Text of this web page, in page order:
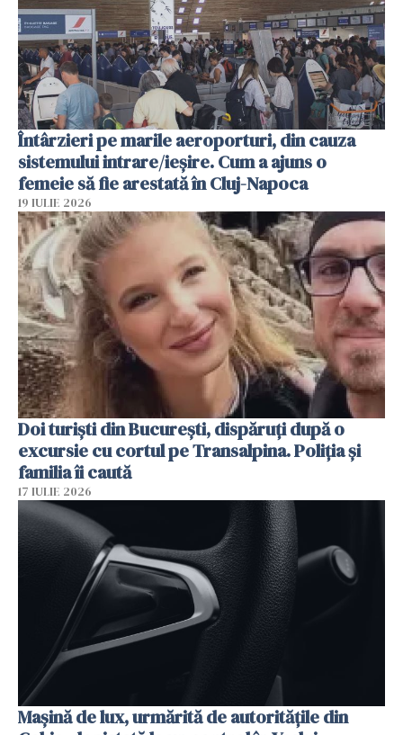
Întârzieri pe marile aeroporturi, din cauza
sistemului intrare/ieșire. Cum a ajuns o
femeie să fie arestată în Cluj-Napoca
19 IULIE 2026
Doi turiști din București, dispăruți după o
excursie cu cortul pe Transalpina. Poliția și
familia îi caută
17 IULIE 2026
Mașină de lux, urmărită de autoritățile din